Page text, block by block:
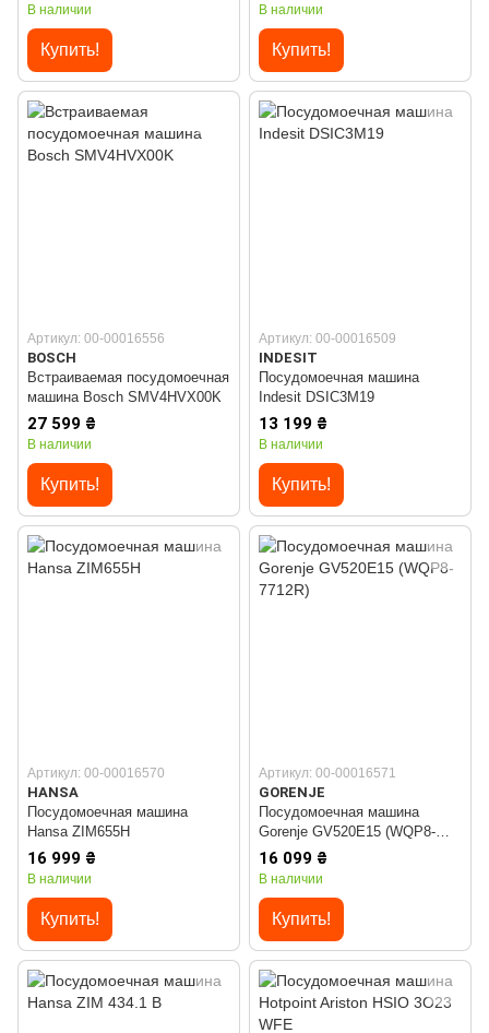
В наличии
Купить!
В наличии
Купить!
Артикул: 00-00016556
BOSCH
Встраиваемая посудомоечная
машина Bosch SMV4HVX00K
27 599 ₴
В наличии
Купить!
Артикул: 00-00016509
INDESIT
Посудомоечная машина
Indesit DSIC3M19
13 199 ₴
В наличии
Купить!
Артикул: 00-00016570
HANSA
Посудомоечная машина
Hansa ZIM655H
16 999 ₴
В наличии
Купить!
Артикул: 00-00016571
GORENJE
Посудомоечная машина
Gorenje GV520E15 (WQP8-
7712R)
16 099 ₴
В наличии
Купить!